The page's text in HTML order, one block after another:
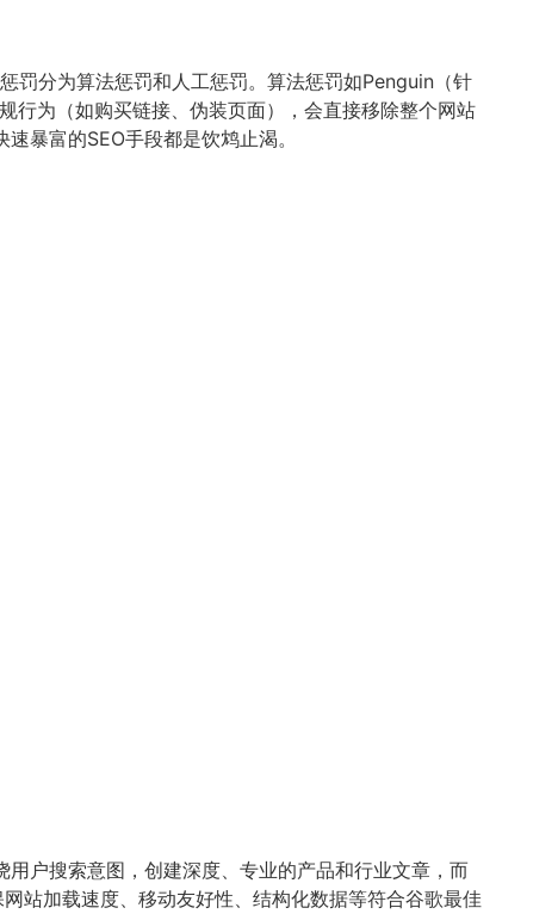
罚分为算法惩罚和人工惩罚。算法惩罚如Penguin（针
行为（如购买链接、伪装页面），会直接移除整个网站
暴富的SEO手段都是饮鸩止渴。
户搜索意图，创建深度、专业的产品和行业文章，而
站加载速度、移动友好性、结构化数据等符合谷歌最佳